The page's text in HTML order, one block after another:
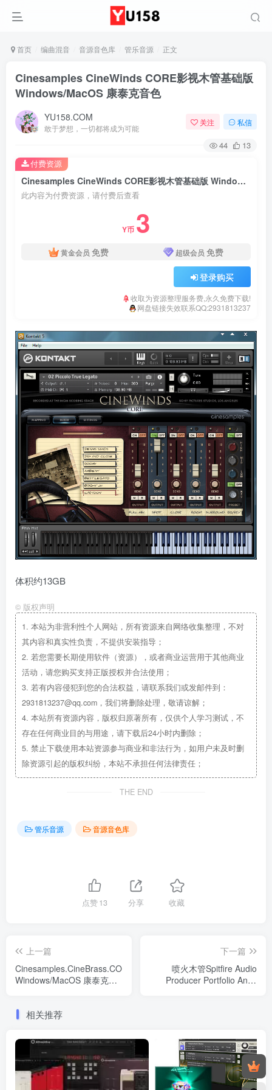
首页 编曲混音 音源音色库 管乐音源 正文
Cinesamples CineWinds CORE影视木管基础版
Windows/MacOS 康泰克音色
YU158.COM
敢于梦想，一切都将成为可能
关注 私信
44 13
Cinesamples CineWinds CORE影视木管基础版 Windows/MacOS 康泰克音色
此内容为付费资源，请付费后查看
Y币 3
黄金会员 免费 超级会员 免费
登录购买
收取为资源整理服务费,永久免费下载!
网盘链接失效联系QQ:2931813237
付费资源
体积约13GB
© 版权声明
1. 本站为非营利性个人网站，所有资源来自网络收集整理，不对
其内容和真实性负责，不提供安装指导；
2. 若您需要长期使用软件（资源），或者商业运营用于其他商业
活动，请您购买支持正版授权并合法使用；
3. 若有内容侵犯到您的合法权益，请联系我们或发邮件到：
2931813237@qq.com，我们将删除处理，敬请谅解；
4. 本站所有资源内容，版权归原著所有，仅供个人学习测试，不
存在任何商业目的与用途，请下载后24小时内删除；
5. 禁止下载使用本站资源参与商业和非法行为，如用户未及时删
除资源引起的版权纠纷，本站不承担任何法律责任；
THE END
管乐音源 音源音色库
点赞13 分享 收藏
上一篇
Cinesamples.CineBrass.CORE.Library
Windows/MacOS 康泰克音
下一篇
喷火木管Spitfire Audio
Producer Portfolio Andy
相关推荐